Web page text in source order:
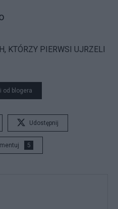
KTÓRZY PIERWSI UJRZELI
od blogera
Udostępnij
5